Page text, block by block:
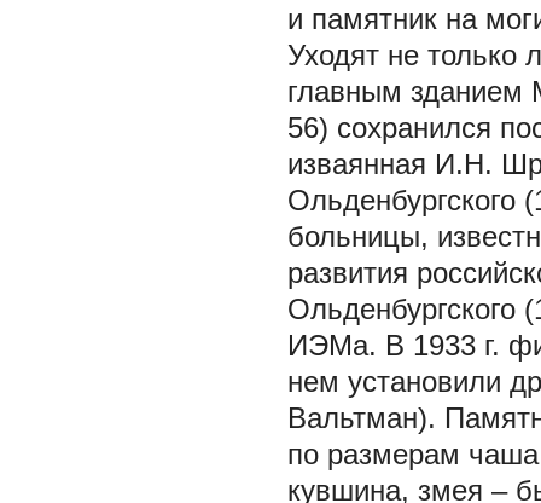
и памятник на
Уходят не
главным зданием
56) сохранился
изваянная И.Н.
Ольденбургского
больницы,
развития
Ольденбургского
ИЭМа. В 1933 г.
нем установили
Вальтман).
по размерам
кувшина, змея –